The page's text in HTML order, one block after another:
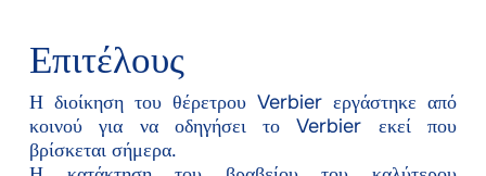
Επιτέλους
Η διοίκηση του θέρετρου Verbier εργάστηκε από
κοινού για να οδηγήσει το Verbier εκεί που
βρίσκεται σήμερα.